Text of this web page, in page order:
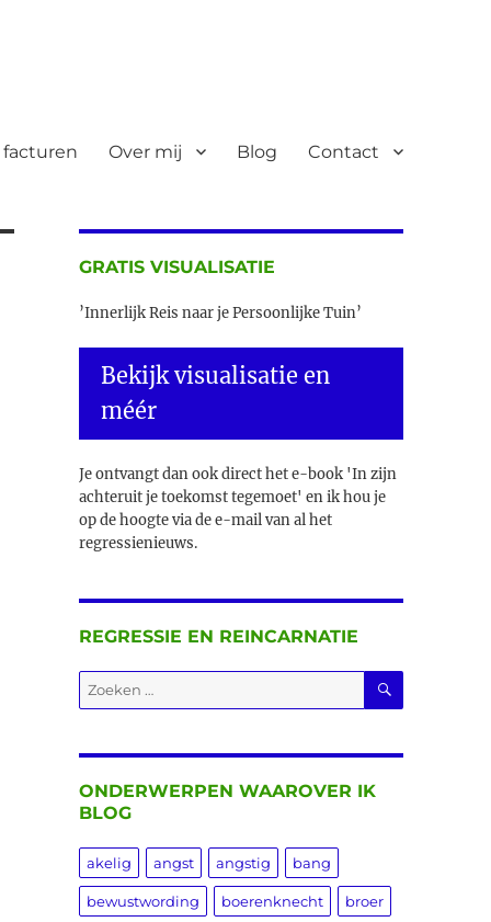
facturen Over mij Blog Contact
GRATIS VISUALISATIE
’Innerlijk Reis naar je Persoonlijke Tuin’
Bekijk visualisatie en
méér
Je ontvangt dan ook direct het e-book 'In zijn
achteruit je toekomst tegemoet' en ik hou je
op de hoogte via de e-mail van al het
regressienieuws.
REGRESSIE EN REINCARNATIE
Zoeken
naar:
ZOEKEN
ONDERWERPEN WAAROVER IK
BLOG
akelig angst angstig bang
bewustwording boerenknecht broer